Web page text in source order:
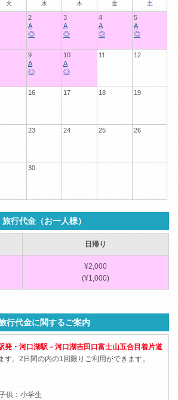
火 水 木 金 土
2
A
◎
3
A
◎
4
A
◎
5
A
◎
9
A
◎
10
A
◎
11 12
16 17 18 19
23 24 25 26
30
旅行代金（お一人様）
日帰り
¥2,000
(¥1,000)
行代金に関するご案内
発・河口湖駅－河口湖吉田口富士山五合目着片道
す。2日間の内の1回限りご利用ができます。
供：小学生